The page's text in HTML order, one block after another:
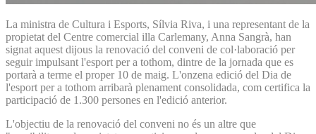
La ministra de Cultura i Esports, Sílvia Riva, i una representant de la
propietat del Centre comercial illa Carlemany, Anna Sangrà, han
signat aquest dijous la renovació del conveni de col·laboració per
seguir impulsant l'esport per a tothom, dintre de la jornada que es
portarà a terme el proper 10 de maig. L'onzena edició del Dia de
l'esport per a tothom arribarà plenament consolidada, com certifica la
participació de 1.300 persones en l'edició anterior.
L'objectiu de la renovació del conveni no és un altre que